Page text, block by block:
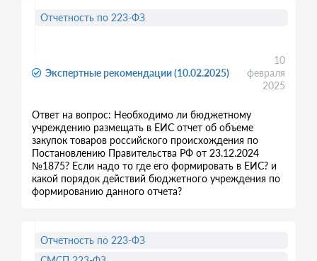
Экспертные рекомендации (10.02.2025)
10
февраля
2025
Ответ на вопрос: Необходимо ли бюджетному
учреждению размещать в ЕИС отчет об объеме
закупок товаров российского происхождения по
Постановлению Правительства РФ от 23.12.2024
№1875? Если надо то где его формировать в ЕИС? и
какой порядок действий бюджетного учреждения по
формированию данного отчета?
Отчетность по 223-ФЗ
Отчетность по 223-ФЗ